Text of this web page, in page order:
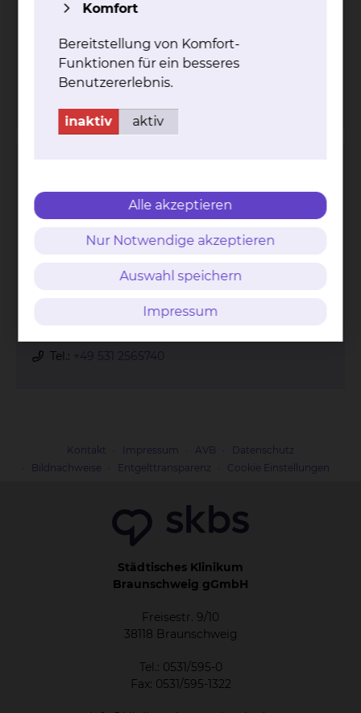
Trifftweg 73, 38118 Braunschweig
Tel.: +49 531 2565740
Kontakt Impressum AVB
Datenschutz
Bildnachweise
Entgelttransparenz Cookie Einstellungen
Städtisches Klinikum
Braunschweig gGmbH
Freisestr. 9/10
38118 Braunschweig
Tel.: 0531/595-0
Fax: 0531/595-1322
Komfort
Bereitstellung von Komfort-
Funktionen für ein besseres
Benutzererlebnis.
inaktiv aktiv
Alle akzeptieren
Nur Notwendige akzeptieren
Auswahl speichern
Impressum